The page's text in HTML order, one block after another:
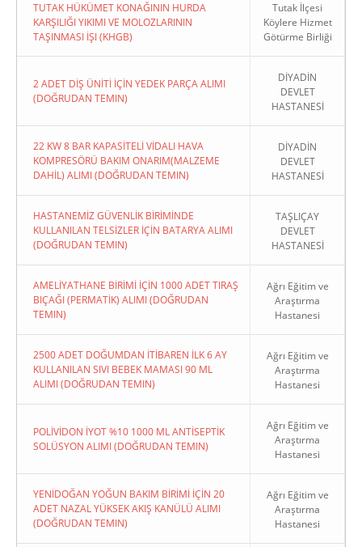
TUTAK HÜKÜMET KONAĞININ HURDA
KARŞILIĞI YIKIMI VE MOLOZLARININ
TAŞINMASI İŞI (KHGB)
Tutak İlçesi
Köylere Hizmet
Götürme Birliği
2 ADET DİŞ ÜNİTİ İÇİN YEDEK PARÇA ALIMI
(DOĞRUDAN TEMIN)
DİYADİN
DEVLET
HASTANESİ
22 KW 8 BAR KAPASİTELİ VİDALI HAVA
KOMPRESÖRÜ BAKIM ONARIM(MALZEME
DAHİL) ALIMI (DOĞRUDAN TEMIN)
DİYADİN
DEVLET
HASTANESİ
HASTANEMİZ GÜVENLİK BİRİMİNDE
KULLANILAN TELSİZLER İÇİN BATARYA ALIMI
(DOĞRUDAN TEMIN)
TAŞLIÇAY
DEVLET
HASTANESİ
AMELİYATHANE BİRİMİ İÇİN 1000 ADET TIRAŞ
BIÇAĞI (PERMATİK) ALIMI (DOĞRUDAN
TEMIN)
Ağrı Eğitim ve
Araştırma
Hastanesi
2500 ADET DOĞUMDAN İTİBAREN İLK 6 AY
KULLANILAN SIVI BEBEK MAMASI 90 ML
ALIMI (DOĞRUDAN TEMIN)
Ağrı Eğitim ve
Araştırma
Hastanesi
POLİVİDON İYOT %10 1000 ML ANTİSEPTİK
SOLÜSYON ALIMI (DOĞRUDAN TEMIN)
Ağrı Eğitim ve
Araştırma
Hastanesi
YENİDOĞAN YOĞUN BAKIM BİRİMİ İÇİN 20
ADET NAZAL YÜKSEK AKIŞ KANÜLÜ ALIMI
(DOĞRUDAN TEMIN)
Ağrı Eğitim ve
Araştırma
Hastanesi